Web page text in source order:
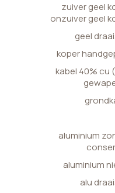
zuiver geel
onzuiver geel
geel
koper
kabel 40% cu
aluminium
aluminium
alu